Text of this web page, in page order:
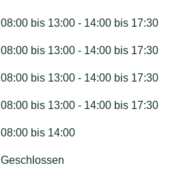
08:00 bis 13:00 - 14:00 bis 17:30
08:00 bis 13:00 - 14:00 bis 17:30
08:00 bis 13:00 - 14:00 bis 17:30
08:00 bis 13:00 - 14:00 bis 17:30
08:00 bis 14:00
Geschlossen